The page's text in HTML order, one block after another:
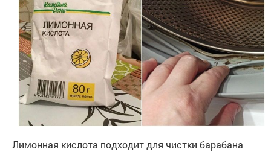
Лимонная кислота подходит для чистки барабана